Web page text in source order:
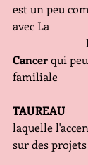
est un peu
avec La
Cancer qui
familiale
TAUREAU
laquelle
sur des